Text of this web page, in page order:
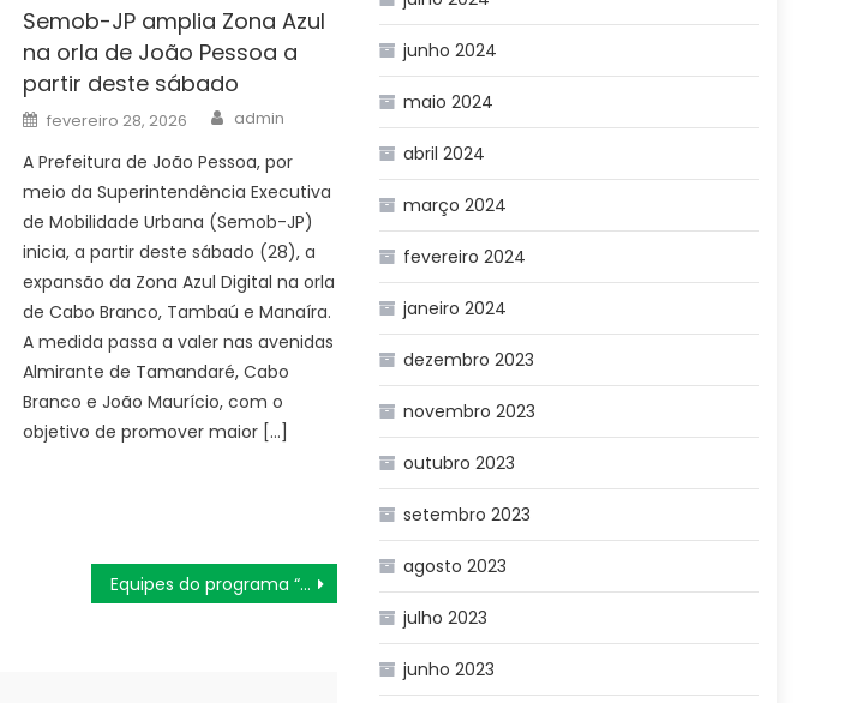
Semob-JP amplia Zona Azul
na orla de João Pessoa a
partir deste sábado
Posted
on
fevereiro 28, 2026 Author
admin
A Prefeitura de João Pessoa, por
meio da Superintendência Executiva
de Mobilidade Urbana (Semob-JP)
inicia, a partir deste sábado (28), a
expansão da Zona Azul Digital na orla
de Cabo Branco, Tambaú e Manaíra.
A medida passa a valer nas avenidas
Almirante de Tamandaré, Cabo
Branco e João Maurício, com o
objetivo de promover maior […]
Equipes do programa “HumanizAção Inverno” acolhem 20 pessoas em situação de rua nesta sexta-feira (21) – Agência de Notícias
junho 2024
maio 2024
abril 2024
março 2024
fevereiro 2024
janeiro 2024
dezembro 2023
novembro 2023
outubro 2023
setembro 2023
agosto 2023
julho 2023
junho 2023